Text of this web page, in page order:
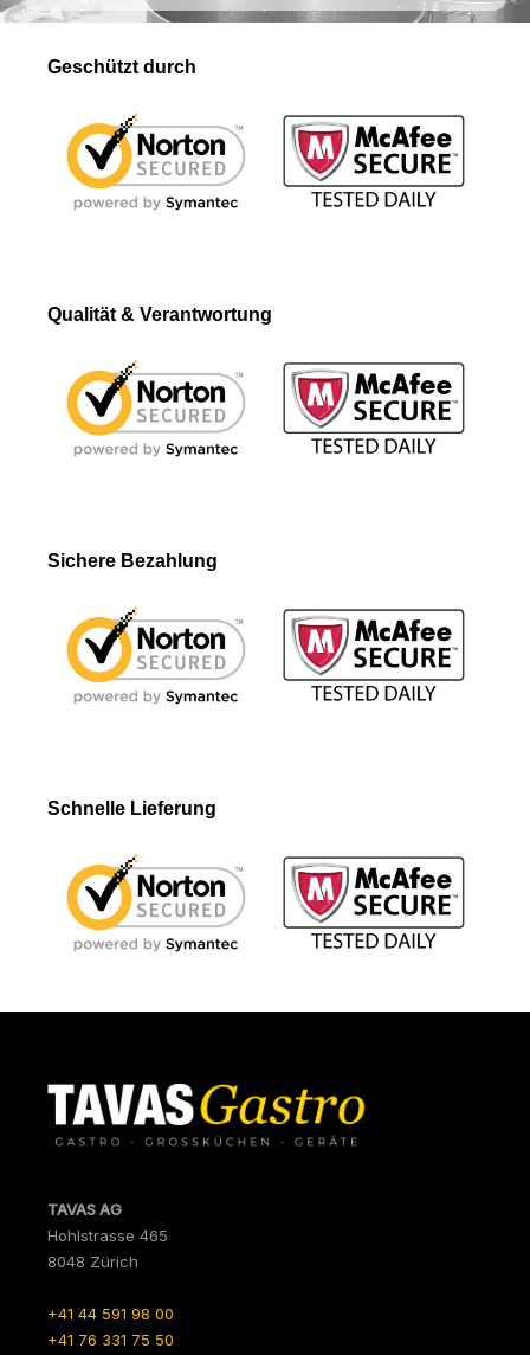
Geschützt durch
Qualität & Verantwortung
Sichere Bezahlung
Schnelle Lieferung
TAVAS AG
Hohlstrasse 465
8048 Zürich
+41 44 591 98 00
+41 76 331 75 50